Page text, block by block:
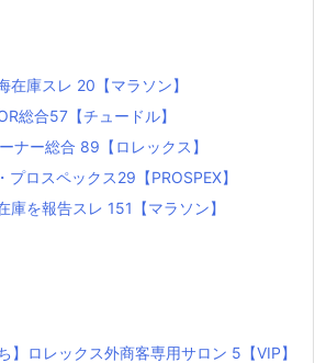
在庫スレ 20【マラソン】
総合57【チュードル】
ナー総合 89【ロレックス】
プロスペックス29【PROSPEX】
庫を報告スレ 151【マラソン】
】ロレックス外商客専用サロン 5【VIP】